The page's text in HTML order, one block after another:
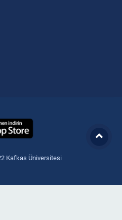
Kafkas Üniversitesi